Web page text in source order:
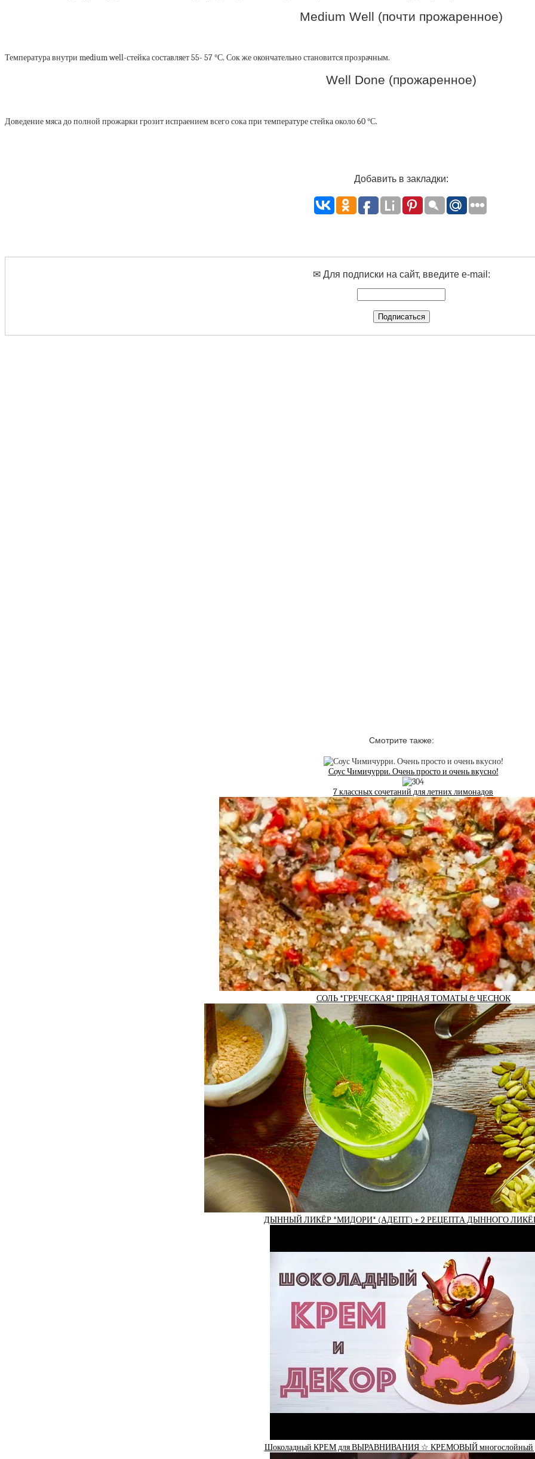
Medium Well (почти прожаренное)
Температура внутри medium well-стейка составляет 55- 57 °С. Сок же окончательно становится прозрачным.
Well Done (прожаренное)
Доведение мяса до полной прожарки грозит испраением всего сока при температуре стейка около 60 °С.
Добавить в закладки:
✉ Для подписки на сайт, введите e-mail:
Смотрите также:
Соус Чимичурри. Очень просто и очень вкусно!
7 классных сочетаний для летних лимонадов
СОЛЬ *ГРЕЧЕСКАЯ* ПРЯНАЯ ТОМАТЫ & ЧЕСНОК
ДЫННЫЙ ЛИКЁР *МИДОРИ* (АДЕПТ) + 2 РЕЦЕПТА ДЫННОГО
Шоколадный КРЕМ для ВЫРАВНИВАНИЯ ☆ КРЕМОВЫЙ